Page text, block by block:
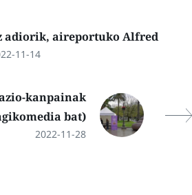
adiorik, aireportuko Alfred
11-14
kanpainak
bat)
2022-11-28